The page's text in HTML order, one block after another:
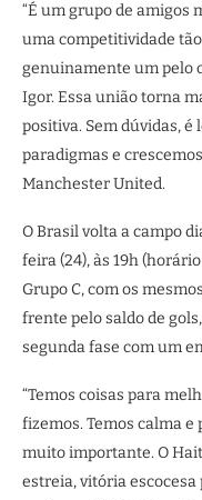
“É um grupo de amigos
uma competitividade
genuinamente um pelo
Igor. Essa união torna
positiva. Sem dúvidas, é
paradigmas e
Manchester United.
O Brasil volta a campo
feira (24), às 19h
Grupo C, com os
frente pelo saldo de
segunda fase com um
“Temos coisas para
fizemos. Temos calma e
muito importante. O
estreia, vitória escocesa